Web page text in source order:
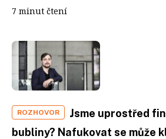
7 minut čtení
ROZHOVOR
Jsme uprostřed
bubliny? Nafukovat se může